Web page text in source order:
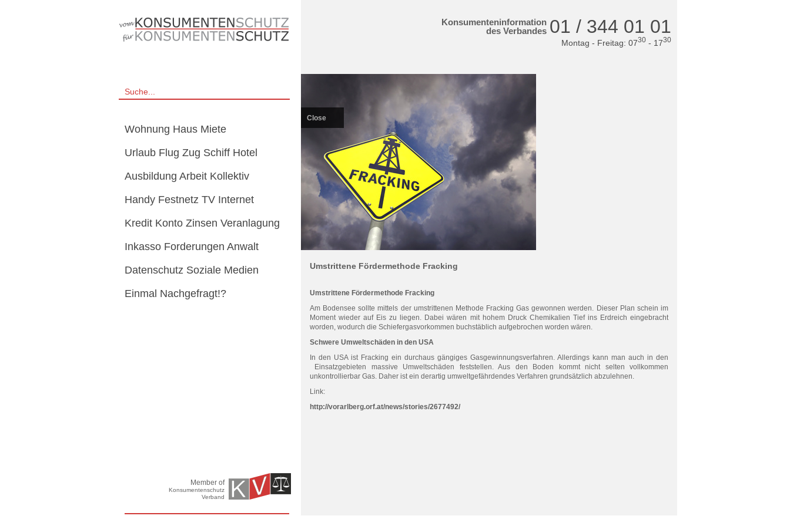
Wohnung Haus Miete
Urlaub Flug Zug Schiff Hotel
Ausbildung Arbeit Kollektiv
Handy Festnetz TV Internet
Kredit Konto Zinsen Veranlagung
Inkasso Forderungen Anwalt
Datenschutz Soziale Medien
Einmal Nachgefragt!?
Member of
Konsumentenschutz
Verband
Konsumenteninformation
des Verbandes 01 / 344 01 01
Montag - Freitag: 0730- 1730
Close
Umstrittene Fördermethode Fracking
Umstrittene Fördermethode Fracking
Am Bodensee sollte mittels der umstrittenen Methode Fracking Gas gewonnen werden. Dieser Plan schein im
Moment wieder auf Eis zu liegen. Dabei wären mit hohem Druck Chemikalien Tief ins Erdreich eingebracht
worden, wodurch die Schiefergasvorkommen buchstäblich aufgebrochen worden wären.
Schwere Umweltschäden in den USA
In den USA ist Fracking ein durchaus gängiges Gasgewinnungsverfahren. Allerdings kann man auch in den
Einsatzgebieten massive Umweltschäden feststellen. Aus den Boden kommt nicht selten vollkommen
unkontrollierbar Gas. Daher ist ein derartig umweltgefährdendes Verfahren grundsätzlich abzulehnen.
Link:
http://vorarlberg.orf.at/news/stories/2677492/